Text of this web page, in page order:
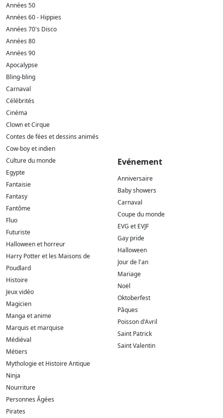
Années 50
Années 60 - Hippies
Années 70's Disco
Années 80
Années 90
Apocalypse
Bling-bling
Carnaval
Célébrités
Cinéma
Clown et Cirque
Contes de fées et dessins animés
Cow-boy et indien
Culture du monde
Egypte
Fantaisie
Fantasy
Fantôme
Fluo
Futuriste
Halloween et horreur
Harry Potter et les Maisons de
Poudlard
Histoire
Jeux vidéo
Magicien
Manga et anime
Marquis et marquise
Médiéval
Métiers
Mythologie et Histoire Antique
Ninja
Nourriture
Personnes Âgées
Pirates
Evénement
Anniversaire
Baby showers
Carnaval
Coupe du monde
EVG et EVJF
Gay pride
Halloween
Jour de l'an
Mariage
Noël
Oktoberfest
Pâques
Poisson d'Avril
Saint Patrick
Saint Valentin